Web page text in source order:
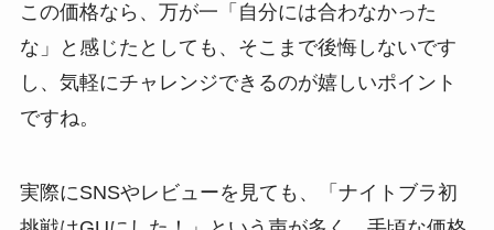
この価格なら、万が一「自分には合わなかった
な」と感じたとしても、そこまで後悔しないです
し、気軽にチャレンジできるのが嬉しいポイント
ですね。
実際にSNSやレビューを見ても、「ナイトブラ初